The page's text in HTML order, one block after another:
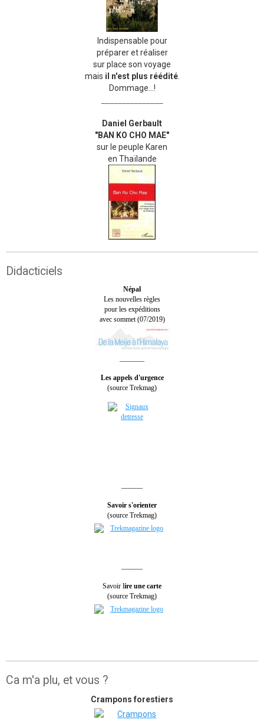
Indispensable pour
préparer et réaliser
sur place son voyage
mais il n'est plus réédité.
Dommage...!
Daniel Gerbault
"BAN KO CHO MAE"
sur le peuple Karen
en Thaïlande
Didacticiels
Népal
Les nouvelles règles
pour les expéditions
avec sommet (07/2019)
Les appels d'urgence
(source Trekmag)
Savoir s'orienter
(source Trekmag)
Savoir lire une carte
(source Trekmag)
Ca m'a plu, et vous ?
Crampons forestiers